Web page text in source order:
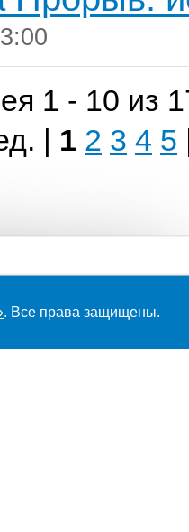
1 - 10 из
| 1 2 3 4 5
. Все права защищены.